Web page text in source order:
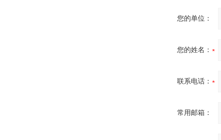
您的单位：
您的姓名：
联系电话：
常用邮箱：